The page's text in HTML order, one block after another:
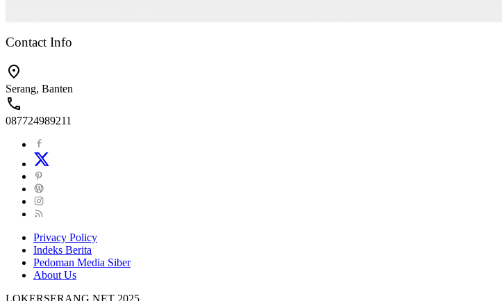
Contact Info
Serang, Banten
087724989211
Privacy Policy
Indeks Berita
Pedoman Media Siber
About Us